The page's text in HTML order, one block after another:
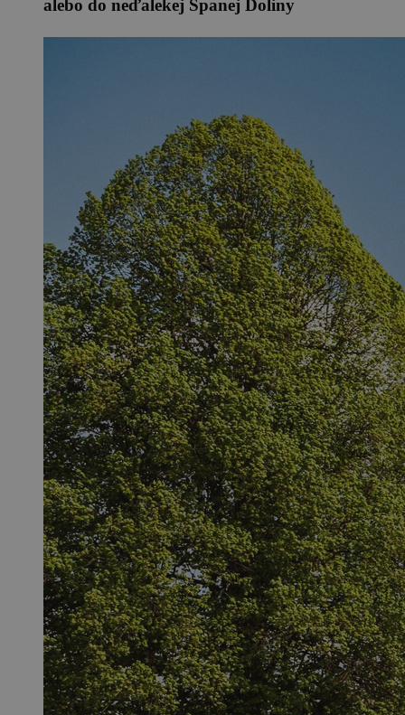
alebo do neďalekej Španej Doliny